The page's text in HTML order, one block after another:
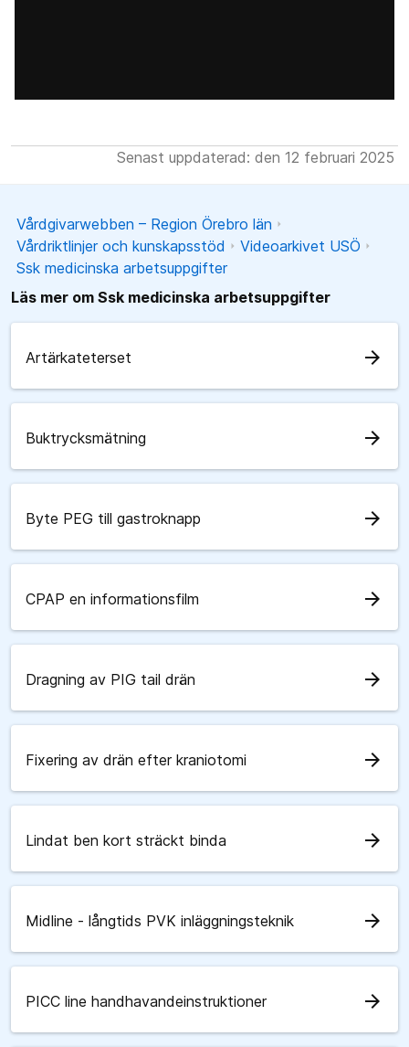
Senast uppdaterad: den 12 februari 2025
Vårdgivarwebben – Region Örebro län
Vårdriktlinjer och kunskapsstöd
Videoarkivet USÖ
Ssk medicinska arbetsuppgifter
Läs mer om Ssk medicinska arbetsuppgifter
Artärkateterset arrow_forward
Buktrycksmätning arrow_forward
Byte PEG till gastroknapp arrow_forward
CPAP en informationsfilm arrow_forward
Dragning av PIG tail drän arrow_forward
Fixering av drän efter kraniotomi arrow_forward
Lindat ben kort sträckt binda arrow_forward
Midline - långtids PVK inläggningsteknik arrow_forward
PICC line handhavandeinstruktioner arrow_forward